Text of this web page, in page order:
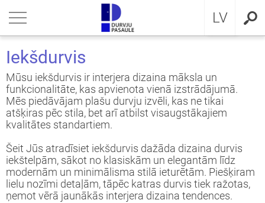
LV
RU
Iekšdurvis
Mūsu iekšdurvis ir interjera dizaina māksla un
funkcionalitāte, kas apvienota vienā izstrādājumā.
Mēs piedāvājam plašu durvju izvēli, kas ne tikai
atšķiras pēc stila, bet arī atbilst visaugstākajiem
kvalitātes standartiem.
Šeit Jūs atradīsiet iekšdurvis dažāda dizaina durvis
iekštelpām, sākot no klasiskām un elegantām līdz
modernām un minimālisma stilā ieturētām. Piešķiram
lielu nozīmi detaļām, tāpēc katras durvis tiek ražotas,
ņemot vērā jaunākās interjera dizaina tendences.
PRIVĀTMĀJAI
kolekcija
durvis dzīvoklim
ārdurvis ar MDF
ārdurvis
ārdurvis
GLASS
INOX
MODERN
durvis
klasika
UN STANDARD durvis
kolekcija
kolekcija
politika
politika